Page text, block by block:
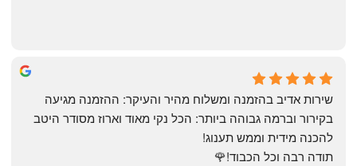
May Azulay
a month ago
להכנה מידית וממש תענוג!
תודה רבה וכל הכבוד!🌹